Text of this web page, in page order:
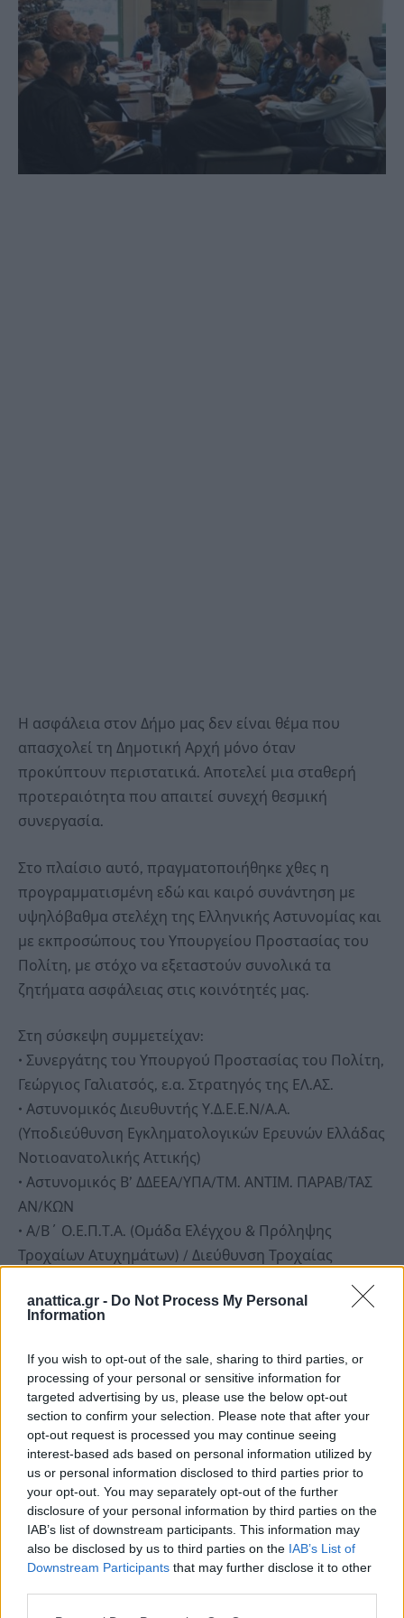
anattica.gr - Do Not Process My Personal
Information
If you wish to opt-out of the sale, sharing to third parties, or
processing of your personal or sensitive information for
targeted advertising by us, please use the below opt-out
section to confirm your selection. Please note that after your
opt-out request is processed you may continue seeing
interest-based ads based on personal information utilized by
us or personal information disclosed to third parties prior to
your opt-out. You may separately opt-out of the further
disclosure of your personal information by third parties on the
IAB’s list of downstream participants. This information may
also be disclosed by us to third parties on the IAB’s List of
Downstream Participants that may further disclose it to other
Η ασφάλεια στον Δήμο μας δεν είναι θέμα που
απασχολεί τη Δημοτική Αρχή μόνο όταν
προκύπτουν περιστατικά. Αποτελεί μια σταθερή
προτεραιότητα που απαιτεί συνεχή θεσμική
συνεργασία.
Στο πλαίσιο αυτό, πραγματοποιήθηκε χθες η
προγραμματισμένη εδώ και καιρό συνάντηση με
υψηλόβαθμα στελέχη της Ελληνικής Αστυνομίας και
με εκπροσώπους του Υπουργείου Προστασίας του
Πολίτη, με στόχο να εξεταστούν συνολικά τα
ζητήματα ασφάλειας στις κοινότητές μας.
Στη σύσκεψη συμμετείχαν:
• Συνεργάτης του Υπουργού Προστασίας του Πολίτη,
Γεώργιος Γαλιατσός, ε.α. Στρατηγός της ΕΛ.ΑΣ.
• Αστυνομικός Διευθυντής Υ.Δ.Ε.Ε.Ν/Α.Α.
(Υποδιεύθυνση Εγκληματολογικών Ερευνών Ελλάδας
Νοτιοανατολικής Αττικής)
• Αστυνομικός Β’ ΔΔΕΕΑ/ΥΠΑ/ΤΜ. ΑΝΤΙΜ. ΠΑΡΑΒ/ΤΑΣ
ΑΝ/ΚΩΝ
• Α/Β΄ Ο.Ε.Π.Τ.Α. (Ομάδα Ελέγχου & Πρόληψης
Τροχαίων Ατυχημάτων) / Διεύθυνση Τροχαίας
Αποβλήτων
• Β’ Τμήμα Τροχαίας Νοτιοανατολικής Αττικής /
Τροχαία
• Α/Α’ Διοικητής Α.Τ. Σαρωνικού
• Α/Δ Διευθυντής Δ.Α.Ν/Α.Α.
• Α/Β Διοικητής Τ.Δ.Ε.Ε. Σαρωνικού
Το χθεσινό συμβάν στο Δημαρχείο υπογραμμίζει
πόσο αναγκαίο είναι να ενισχύσουμε τον συνολικό
σχεδιασμό μας και να αξιολογούμε συνεχώς τα
μέτρα πρόληψης και προστασίας. Η έρευνα
βρίσκεται σε εξέλιξη από τις αρμόδιες αρχές και,
όπως είναι αυτονόητο, όταν θα υπάρχει πόρισμα οι